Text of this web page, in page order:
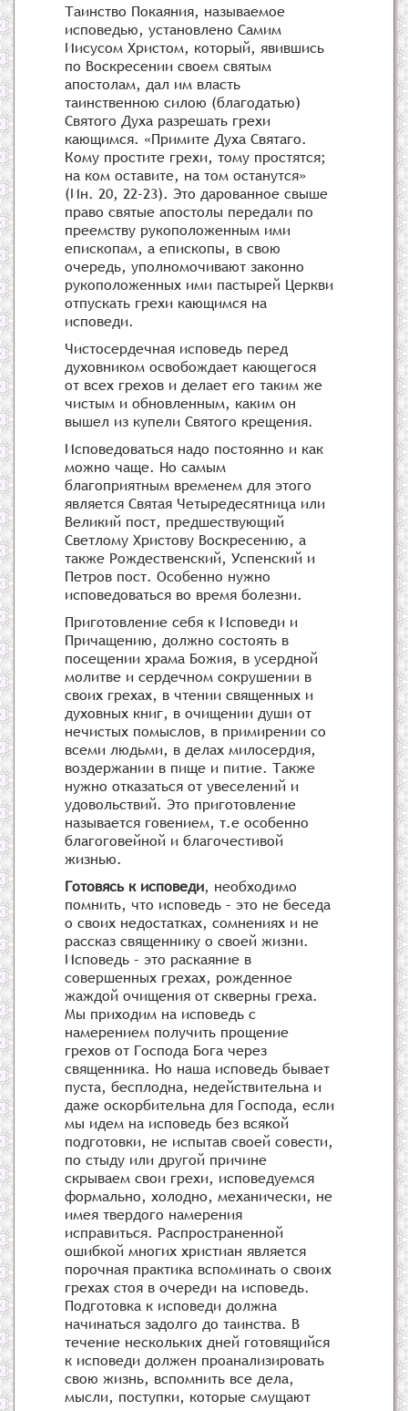
Таинство Покаяния, называемое
исповедью, установлено Самим
Иисусом Христом, который, явившись
по Воскресении своем святым
апостолам, дал им власть
таинственною силою (благодатью)
Святого Духа разрешать грехи
кающимся. «Примите Духа Святаго.
Кому простите грехи, тому простятся;
на ком оставите, на том останутся»
(Ин. 20, 22-23). Это дарованное свыше
право святые апостолы передали по
преемству рукоположенным ими
епископам, а епископы, в свою
очередь, уполномочивают законно
рукоположенных ими пастырей Церкви
отпускать грехи кающимся на
исповеди.
Чистосердечная исповедь перед
духовником освобождает кающегося
от всех грехов и делает его таким же
чистым и обновленным, каким он
вышел из купели Святого крещения.
Исповедоваться надо постоянно и как
можно чаще. Но самым
благоприятным временем для этого
является Святая Четыредесятница или
Великий пост, предшествующий
Светлому Христову Воскресению, а
также Рождественский, Успенский и
Петров пост. Особенно нужно
исповедоваться во время болезни.
Приготовление себя к Исповеди и
Причащению, должно состоять в
посещении храма Божия, в усердной
молитве и сердечном сокрушении в
своих грехах, в чтении священных и
духовных книг, в очищении души от
нечистых помыслов, в примирении со
всеми людьми, в делах милосердия,
воздержании в пище и питие. Также
нужно отказаться от увеселений и
удовольствий. Это приготовление
называется говением, т.е особенно
благоговейной и благочестивой
жизнью.
Готовясь к исповеди, необходимо
помнить, что исповедь – это не беседа
о своих недостатках, сомнениях и не
рассказ священнику о своей жизни.
Исповедь – это раскаяние в
совершенных грехах, рожденное
жаждой очищения от скверны греха.
Мы приходим на исповедь с
намерением получить прощение
грехов от Господа Бога через
священника. Но наша исповедь бывает
пуста, бесплодна, недействительна и
даже оскорбительна для Господа, если
мы идем на исповедь без всякой
подготовки, не испытав своей совести,
по стыду или другой причине
скрываем свои грехи, исповедуемся
формально, холодно, механически, не
имея твердого намерения
исправиться. Распространенной
ошибкой многих христиан является
порочная практика вспоминать о своих
грехах стоя в очереди на исповедь.
Подготовка к исповеди должна
начинаться задолго до таинства. В
течение нескольких дней готовящийся
к исповеди должен проанализировать
свою жизнь, вспомнить все дела,
мысли, поступки, которые смущают